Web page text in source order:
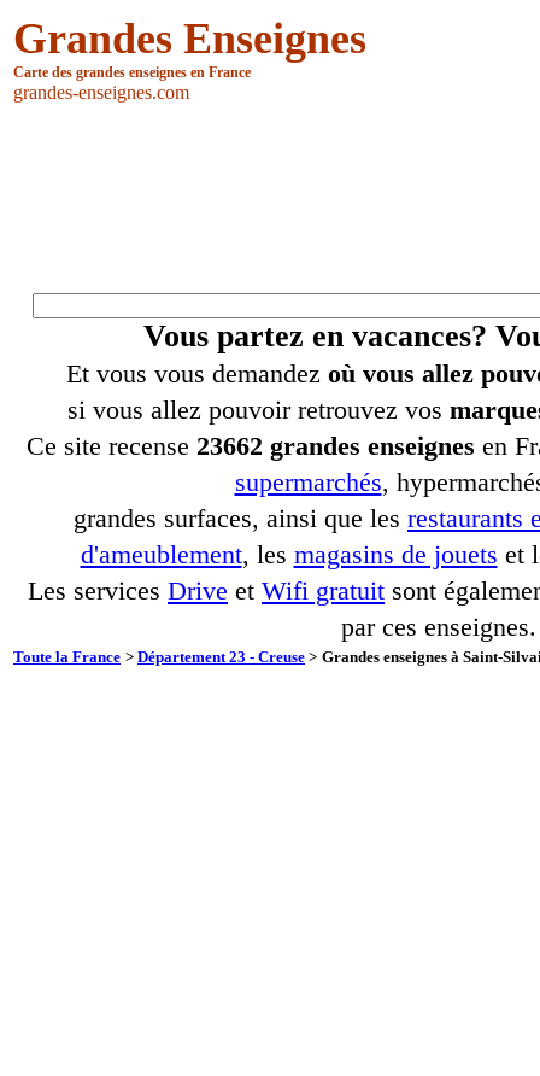
Grandes Enseignes
Carte des grandes enseignes en France
grandes-enseignes.com
Vous partez en vacances?
Et vous vous demandez où vous allez
si vous allez pouvoir retrouvez vos
Ce site recense 23662 grandes enseignes en
supermarchés,
grandes surfaces, ainsi que les restaurants
d'ameublement, les magasins de jouets et
Les services Drive et Wifi gratuit sont
par ces enseignes.
Toute la France > Département 23 - Creuse > Grandes enseignes à Saint-